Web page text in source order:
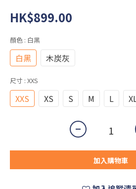
HK$899.00
顏色 : 白黑
白黑 木炭灰
尺寸 : XXS
XXS XS S M L
加入購物車